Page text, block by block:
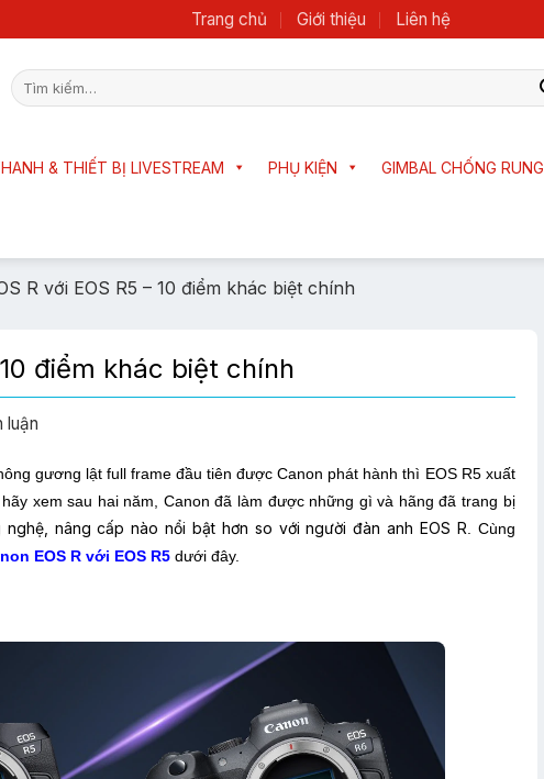
Trang chủ Giới thiệu Liên hệ
Tìm
kiếm:
& THIẾT BỊ LIVESTREAM PHỤ KIỆN GIMBAL CHỐNG RUNG
R với EOS R5 – 10 điểm khác biệt chính
điểm khác biệt chính
luận
gương lật full frame đầu tiên được Canon phát hành thì EOS R5 xuất
xem sau hai năm, Canon đã làm được những gì và hãng đã trang bị
nghệ, nâng cấp nào nổi bật hơn so với người đàn anh EOS R . Cùng
EOS R với EOS R5 dưới đây.